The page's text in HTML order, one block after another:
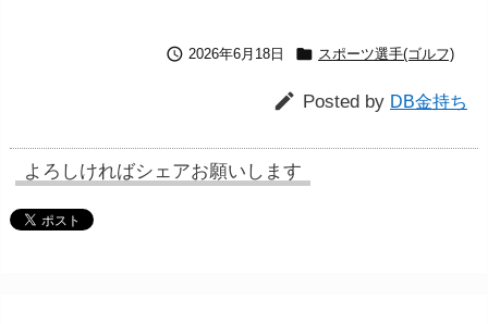
 2026年6月18日  スポーツ選手(ゴルフ)
 Posted by DB金持ち
よろしければシェアお願いします